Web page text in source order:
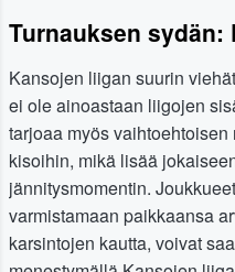
Turnauksen sydän:
Kansojen liigan suurin
ei ole ainoastaan liigojen
tarjoaa myös
kisoihin, mikä lisää
jännitysmomentin.
varmistamaan paikkaansa
karsintojen kautta, voivat